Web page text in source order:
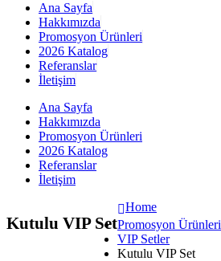
Ana Sayfa
Hakkımızda
Promosyon Ürünleri
2026 Katalog
Referanslar
İletişim
Ana Sayfa
Hakkımızda
Promosyon Ürünleri
2026 Katalog
Referanslar
İletişim
Kutulu VIP Set
Home
Promosyon Ürünleri
VIP Setler
Kutulu VIP Set